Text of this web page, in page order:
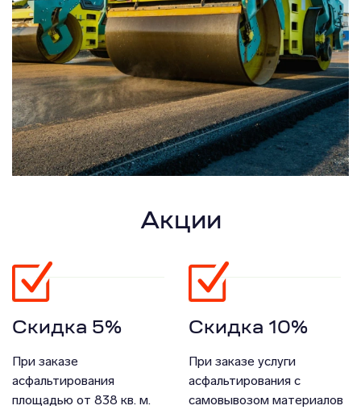
Акции
Скидка 5%
При заказе
асфальтирования
площадью от 838 кв. м.
Скидка 10%
При заказе услуги
асфальтирования с
самовывозом материалов